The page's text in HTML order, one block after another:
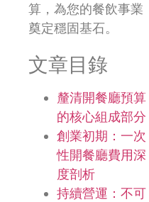
算，為您的餐飲事業
奠定穩固基石。
文章目錄
釐清開餐廳預算
的核心組成部分
創業初期：一次
性開餐廳費用深
度剖析
持續營運：不可